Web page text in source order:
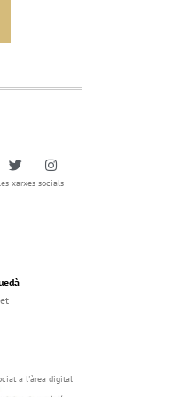
xarxes socials
a l'àrea digital